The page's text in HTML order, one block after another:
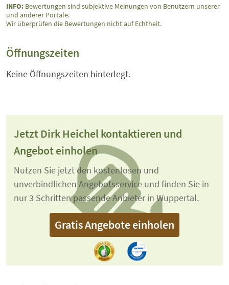
INFO: Bewertungen sind subjektive Meinungen von Benutzern unserer
und anderer Portale.
Wir überprüfen die Bewertungen nicht auf Echtheit.
Öffnungszeiten
Keine Öffnungszeiten hinterlegt.
Jetzt Dirk Heichel kontaktieren und
Angebot einholen
Nutzen Sie jetzt den kostenlosen und
unverbindlichen Angebotsservice und finden Sie in
nur 3 Schritten passende Anbieter in Wuppertal.
Gratis Angebote einholen